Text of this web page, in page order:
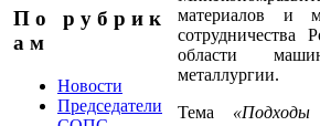
П о р у б р и к
а м
Новости
Председатели
материалов и
области
металлургии.
Тема «